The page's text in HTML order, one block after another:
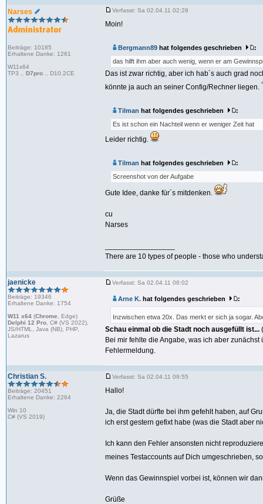
Narses
Beiträge: 10185
Erhaltene Danke: 1261
W11x64
TP3 .. D7pro .. D10.2CE
Verfasst: Sa 02.04.11 02:28
Moin!
Bergmann89 hat folgendes geschrieben
:
das hilft ihm aber auch wenig, wenn er am
Das ist zwar richtig, aber ich hab´s auch grad
könnte ja auch an seiner Config/Rechner liegen.
Tilman hat folgendes geschrieben
:
Es ist schon ein Nachteil wenn er weniger Zeit hat
Leider richtig.
Tilman hat folgendes geschrieben
:
Screenshot von der Aufgabe
Gute Idee, danke für´s mitdenken.
cu
Narses
There are 10 types of people - those who
jaenicke
Beiträge: 19346
Erhaltene Danke: 1754
W11 x64 (Chrome , Edge)
Delphi 12 Pro , C# (VS 2022),
JS/HTML, Java (NB), PHP,
Lazarus
Verfasst: Sa 02.04.11 06:02
Arne K. hat folgendes geschrieben :
Inzwischen etwa 20x. Das merkt er sich ja sogar.
Schau einmal ob die Stadt noch ausgefüllt ist...
Bei mir fehlte die Angabe, was ich aber
Fehlermeldung.
Christian S.
Beiträge: 20451
Erhaltene Danke: 2264
Win 10
C# (VS 2019)
Verfasst: Sa 02.04.11 09:55
Hallo!
Ja, die Stadt dürfte bei ihm gefehlt haben, auf
ich erst gestern gefixt habe (was die Stadt aber
Ich kann den Fehler ansonsten nicht
meines Testaccounts auf Dich umgeschrieben,
Wenn das Gewinnspiel vorbei ist, können wir
Grüße